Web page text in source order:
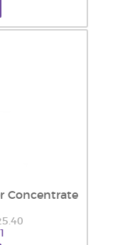
Concentrate